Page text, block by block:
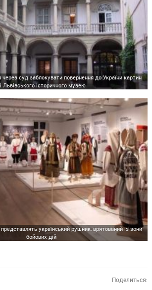
суд заблокувати повернення до України картин
Львівського історичного музею
український рушник, врятований із зони
бойових дій
Поделиться: